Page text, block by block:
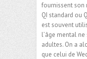
fournissent son
QI standard ou
est souvent
l’âge mental
adultes. On a
que celui de